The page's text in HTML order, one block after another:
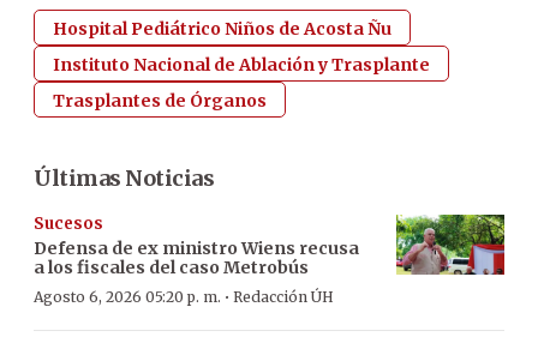
Hospital Pediátrico Niños de Acosta Ñu
Instituto Nacional de Ablación y Trasplante
Trasplantes de Órganos
Últimas Noticias
Sucesos
Defensa de ex ministro Wiens recusa
a los fiscales del caso Metrobús
Agosto 6, 2026 05:20 p. m. · Redacción ÚH